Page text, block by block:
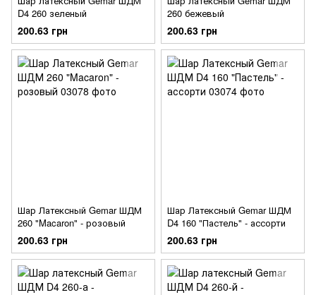
D4 260 зеленый
200.63 грн
260 бежевый
200.63 грн
Шар Латексный Gemar ШДМ
260 "Macaron" - розовый
200.63 грн
Шар Латексный Gemar ШДМ
D4 160 "Пастель" - ассорти
200.63 грн